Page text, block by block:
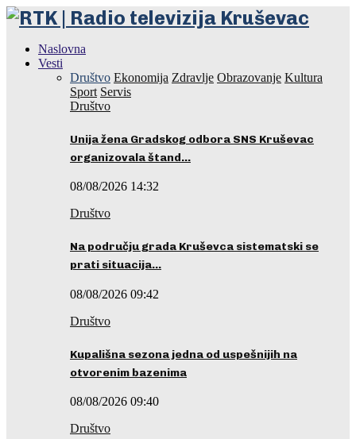
Naslovna
Vesti
Društvo Ekonomija Zdravlje Obrazovanje Kultura
Sport Servis
Društvo
Unija žena Gradskog odbora SNS Kruševac
organizovala štand…
08/08/2026 14:32
Društvo
Na području grada Kruševca sistematski se
prati situacija…
08/08/2026 09:42
Društvo
Kupališna sezona jedna od uspešnijih na
otvorenim bazenima
08/08/2026 09:40
Društvo